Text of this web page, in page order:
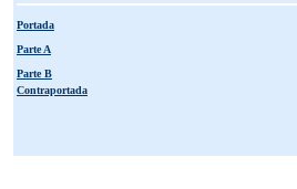
Portada
Parte A
Parte B
Contraportada